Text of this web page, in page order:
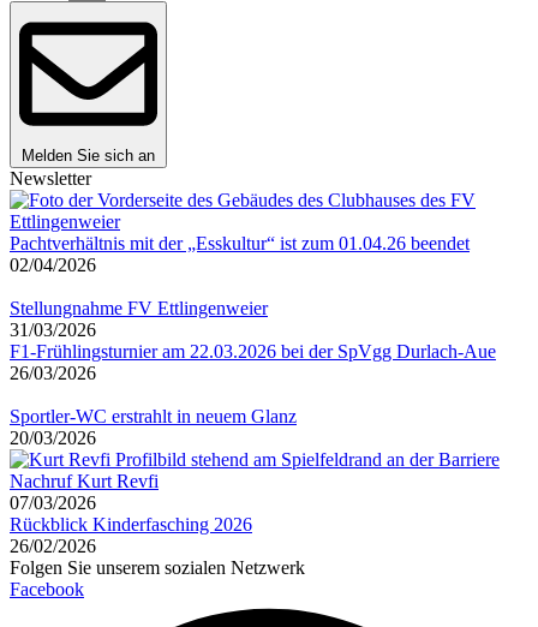
Melden Sie sich an
Newsletter
Pachtverhältnis mit der „Esskultur“ ist zum 01.04.26 beendet
02/04/2026
Stellungnahme FV Ettlingenweier
31/03/2026
F1-Frühlingsturnier am 22.03.2026 bei der SpVgg Durlach-Aue
26/03/2026
Sportler-WC erstrahlt in neuem Glanz
20/03/2026
Nachruf Kurt Revfi
07/03/2026
Rückblick Kinderfasching 2026
26/02/2026
Folgen Sie unserem sozialen Netzwerk
Facebook